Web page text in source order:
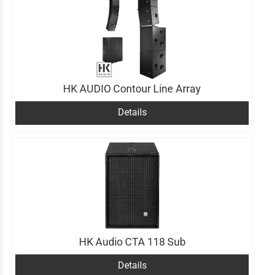
HK AUDIO Contour Line Array
Details
HK Audio CTA 118 Sub
Details